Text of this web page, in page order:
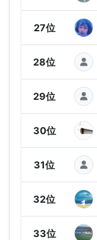
27位
28位
29位
30位
31位
32位
33位